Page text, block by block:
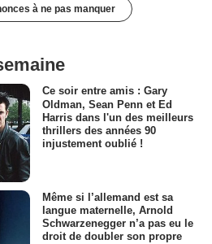
à ne pas manquer
Ce soir entre amis : Gary
Oldman, Sean Penn et Ed
Harris dans l'un des meilleurs
thrillers des années 90
injustement oublié !
Même si l’allemand est sa
langue maternelle, Arnold
Schwarzenegger n’a pas eu le
droit de doubler son propre